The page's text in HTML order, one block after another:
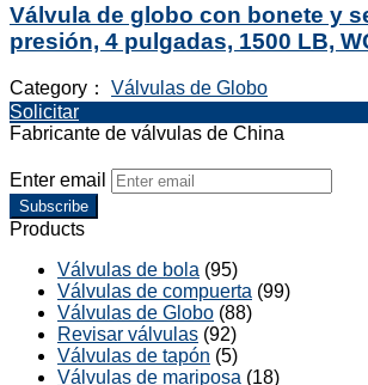
Válvula de globo con bonete y
presión, 4 pulgadas, 1500 LB,
Category： Válvulas de Globo
Solicitar
Fabricante de válvulas de China
Enter email
Subscribe
Products
Válvulas de bola (95)
Válvulas de compuerta (99)
Válvulas de Globo (88)
Revisar válvulas (92)
Válvulas de tapón (5)
Válvulas de mariposa (18)